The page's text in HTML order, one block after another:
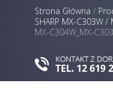
Strona Główna /
SHARP MX-C303W /
MX-C304W_MX-